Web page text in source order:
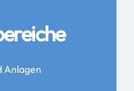
Anlagen